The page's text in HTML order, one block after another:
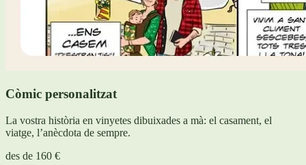
Còmic personalitzat
La vostra història en vinyetes dibuixades a mà: el casament, el
viatge, l’anècdota de sempre.
des de 160 €